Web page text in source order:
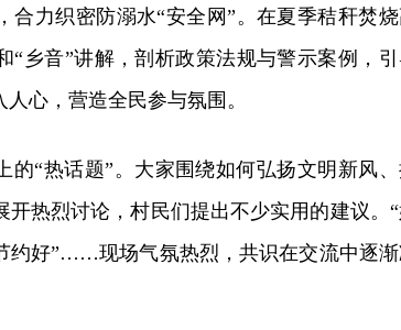
力织密防溺水“安全网”。 在夏季秸秆焚
“乡音”讲解，剖析政策法规与警示案例，
心，营造全民参与氛围。
的“热话题”。大家围绕如何弘扬文明新风
热烈讨论，村民们提出不少实用的建议。
约好”……现场气氛热烈，共识在交流中逐